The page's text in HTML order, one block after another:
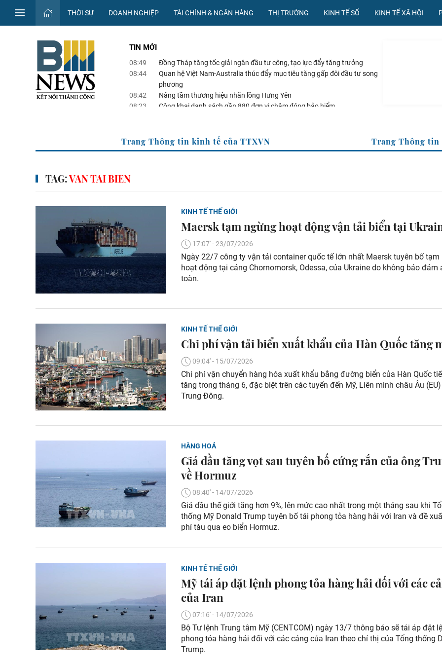
THỜI SỰ DOANH NGHIỆP TÀI CHÍNH & NGÂN HÀNG THỊ TRƯỜNG KINH TẾ SỐ KINH TẾ XÃ HỘI
TIN MỚI
08:49
Đồng Tháp tăng tốc giải ngân đầu tư công, tạo lực đẩy tăng trưởng
08:44
Quan hệ Việt Nam-Australia thúc đẩy mục tiêu tăng gấp đôi đầu tư song
phương
08:42
Nâng tầm thương hiệu nhãn lồng Hưng Yên
08:23
Công khai danh sách gần 880 đơn vị chậm đóng bảo hiểm
Trang Thông tin kinh tế của TTXVN
TAG:VAN TAI BIEN
KINH TẾ THẾ GIỚI
Maersk tạm ngừng hoạt động vận tải biển tại
17:07' - 23/07/2026
Ngày 22/7 công ty vận tải container quốc tế lớn nhất Maersk tuyên bố
hoạt động tại cảng Chornomorsk, Odessa, của Ukraine do không bảo đảm
toàn.
KINH TẾ THẾ GIỚI
Chi phí vận tải biển xuất khẩu của Hàn Quốc tăng
09:04' - 15/07/2026
Chi phí vận chuyển hàng hóa xuất khẩu bằng đường biển của Hàn Quốc
tăng trong tháng 6, đặc biệt trên các tuyến đến Mỹ, Liên minh châu Âu
Trung Đông.
HÀNG HOÁ
Giá dầu tăng vọt sau tuyên bố cứng rắn của ông
về Hormuz
08:40' - 14/07/2026
Giá dầu thế giới tăng hơn 9%, lên mức cao nhất trong một tháng sau khi
thống Mỹ Donald Trump tuyên bố tái phong tỏa hàng hải với Iran và đề
phí tàu qua eo biển Hormuz.
KINH TẾ THẾ GIỚI
Mỹ tái áp đặt lệnh phong tỏa hàng hải đối với các
của Iran
07:16' - 14/07/2026
Bộ Tư lệnh Trung tâm Mỹ (CENTCOM) ngày 13/7 thông báo sẽ tái áp đặt
phong tỏa hàng hải đối với các cảng của Iran theo chỉ thị của Tổng thống
Trump.